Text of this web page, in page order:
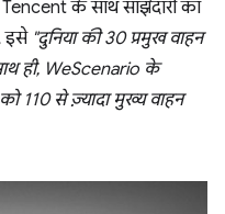
के साथ साझेदारी का
इसे "दुनिया की 30 प्रमुख वाहन
ही, WeScenario के
110 से ज़्यादा मुख्य वाहन